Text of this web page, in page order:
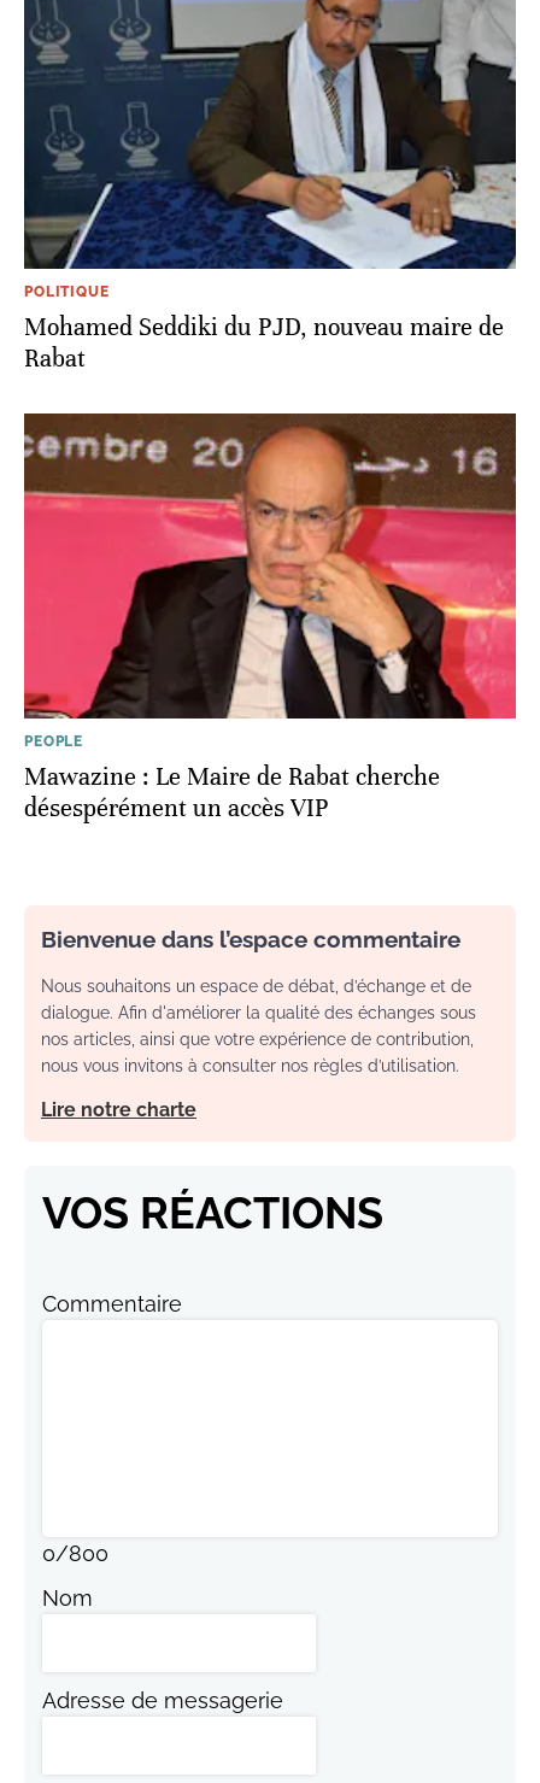
POLITIQUE
Mohamed Seddiki du PJD, nouveau maire de
Rabat
PEOPLE
Mawazine : Le Maire de Rabat cherche
désespérément un accès VIP
Bienvenue dans l’espace commentaire
Nous souhaitons un espace de débat, d’échange et de
dialogue. Afin d'améliorer la qualité des échanges sous
nos articles, ainsi que votre expérience de contribution,
nous vous invitons à consulter nos règles d’utilisation.
Lire notre charte
VOS RÉACTIONS
Commentaire
0/800
Nom
Adresse de messagerie